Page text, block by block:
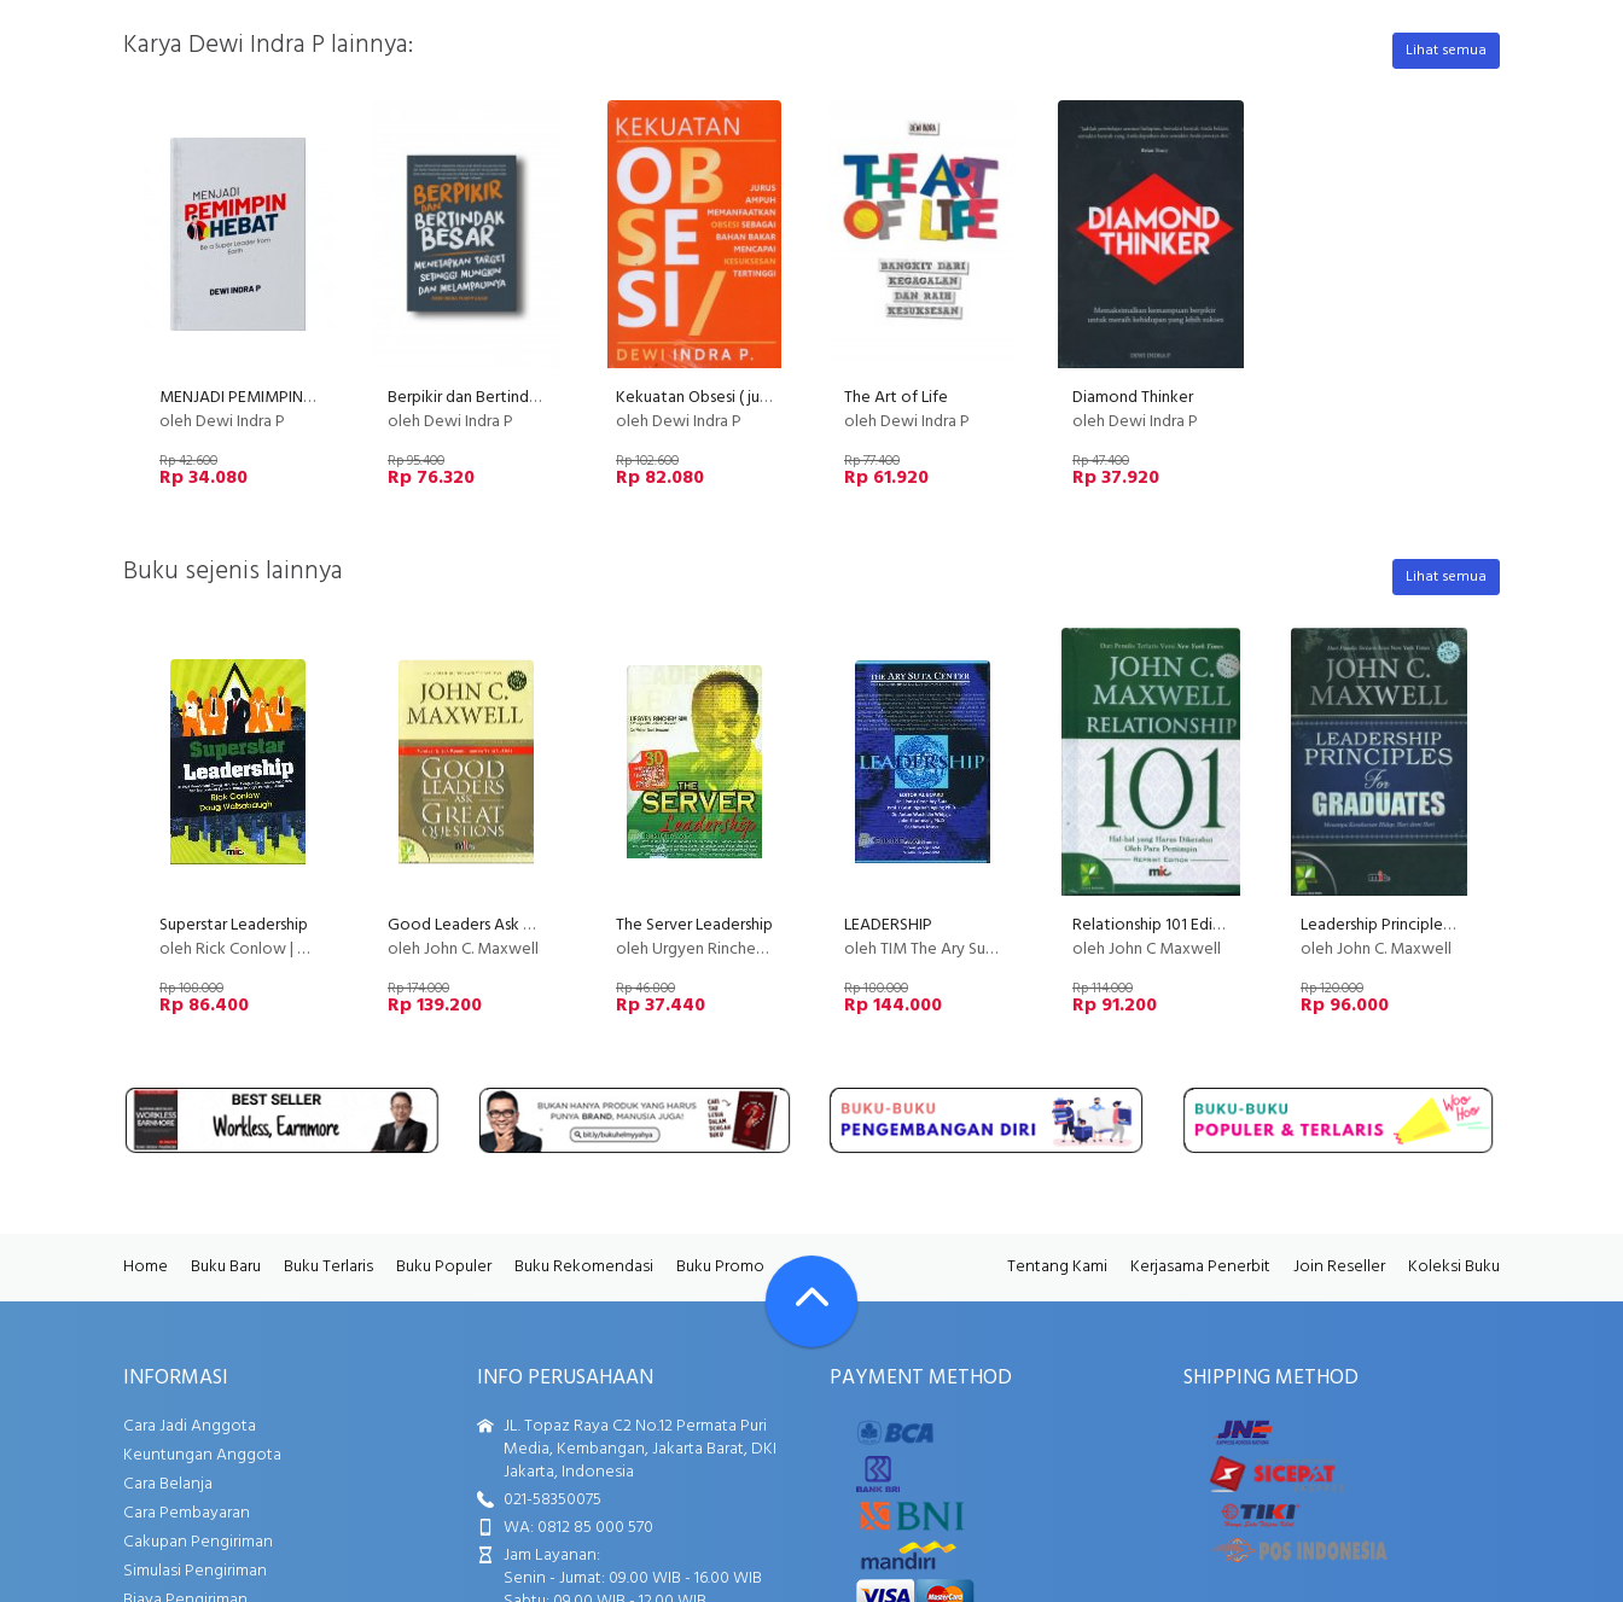
Karya Dewi Indra P lainnya: Lihat semua
MENJADI PEMIMPIN HEBAT: Be a Super Leader From Earth
oleh Dewi Indra P
Rp 42.600
Rp 34.080
Berpikir dan Bertindak Besar: Menetapkan Target Setinggi Mungkin dan Melampauinya
oleh Dewi Indra P
Rp 95.400
Rp 76.320
Kekuatan Obsesi ( jurus ampuh memanfaatkan obsesi )
oleh Dewi Indra P
Rp 102.600
Rp 82.080
The Art of Life
oleh Dewi Indra P
Rp 77.400
Rp 61.920
Diamond Thinker
oleh Dewi Indra P
Rp 47.400
Rp 37.920
Buku sejenis lainnya Lihat semua
Superstar Leadership
oleh Rick Conlow | Doug Watsabaugh
Rp 108.000
Rp 86.400
Good Leaders Ask Great Questions: Fondasi Untuk Kepemimpinan
oleh John C. Maxwell
Rp 174.000
Rp 139.200
The Server Leadership
oleh Urgyen Rinchen SIM
Rp 46.800
Rp 37.440
LEADERSHIP
oleh TIM The Ary Suta Center
Rp 180.000
Rp 144.000
Relationship 101 Edisi revisi (Hard Cover)
oleh John C Maxwell
Rp 114.000
Rp 91.200
Leadership Principles For Graduates
oleh John C. Maxwell
Rp 120.000
Rp 96.000
Home Buku Baru Buku Terlaris Buku Populer Buku Rekomendasi Buku Promo Tentang Kami Kerjasama Penerbit Join Reseller Koleksi Buku
INFORMASI
Cara Jadi Anggota
Keuntungan Anggota
Cara Belanja
Cara Pembayaran
Cakupan Pengiriman
Simulasi Pengiriman
INFO PERUSAHAAN
JL. Topaz Raya C2 No.12 Permata Puri
Media, Kembangan, Jakarta Barat, DKI
Jakarta, Indonesia
021-58350075
WA: 0812 85 000 570
Jam Layanan:
Senin - Jumat: 09.00 WIB - 16.00 WIB
PAYMENT METHOD SHIPPING METHOD